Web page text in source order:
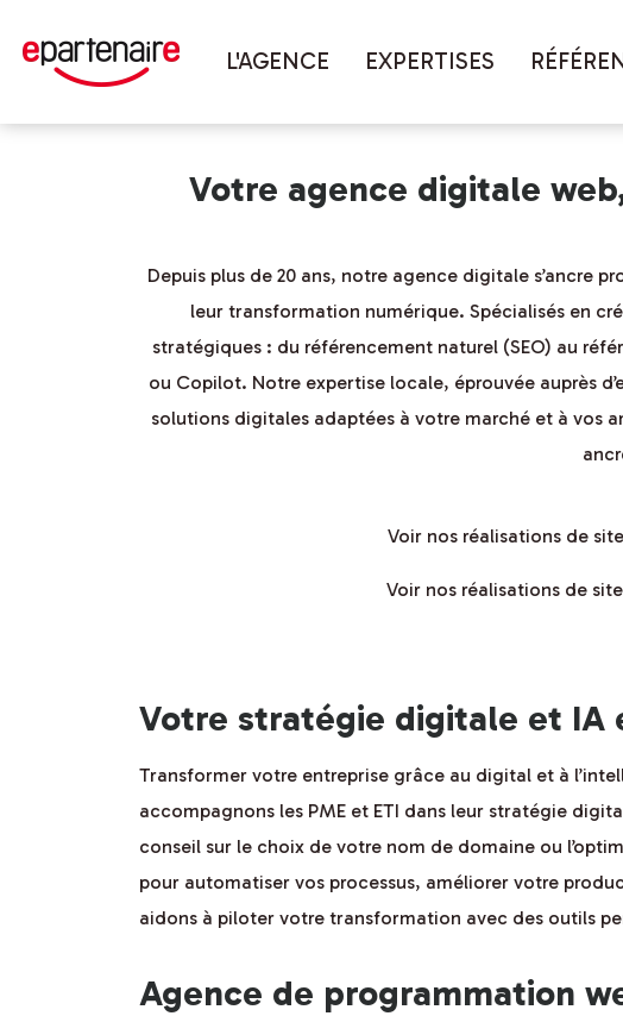
L'AGENCE EXPERTISES
Vous êtes ici : Accueil couverture
Votre agence digitale
Depuis plus de 20 ans, notre agence digitale s’ancre
leur transformation numérique. Spécialisés en
stratégiques : du référencement naturel (SEO) au
ou Copilot. Notre expertise locale, éprouvée auprès
solutions digitales adaptées à votre marché et à vos
Voir nos réalisations de
Voir nos réalisations de
Votre stratégie digitale et IA
Transformer votre entreprise grâce au digital et à
accompagnons les PME et ETI dans leur stratégie
conseil sur le choix de votre nom de domaine ou
pour automatiser vos processus, améliorer votre
aidons à piloter votre transformation avec des outils
Agence de programmation